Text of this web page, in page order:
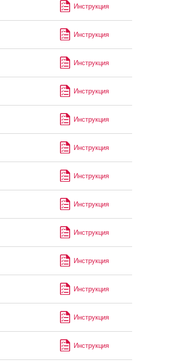
Инструкция
Инструкция
Инструкция
Инструкция
Инструкция
Инструкция
Инструкция
Инструкция
Инструкция
Инструкция
Инструкция
Инструкция
Инструкция